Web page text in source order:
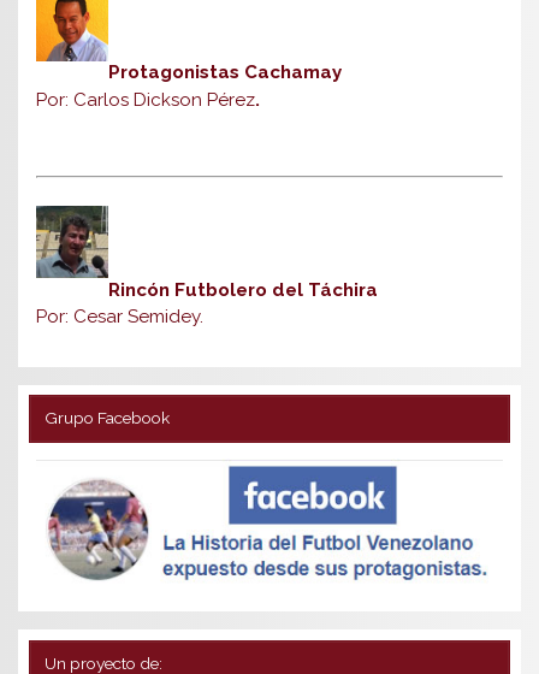
Protagonistas Cachamay
Por: Carlos Dickson Pérez.
Rincón Futbolero del Táchira
Por: Cesar Semidey.
Grupo Facebook
Un proyecto de: